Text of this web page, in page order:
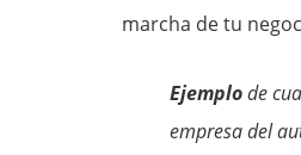
marcha de tu
Ejemplode
empresa del